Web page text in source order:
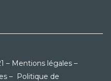
– Mentions légales –
– Politique de